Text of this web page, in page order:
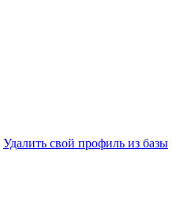
Удалить свой профиль из базы